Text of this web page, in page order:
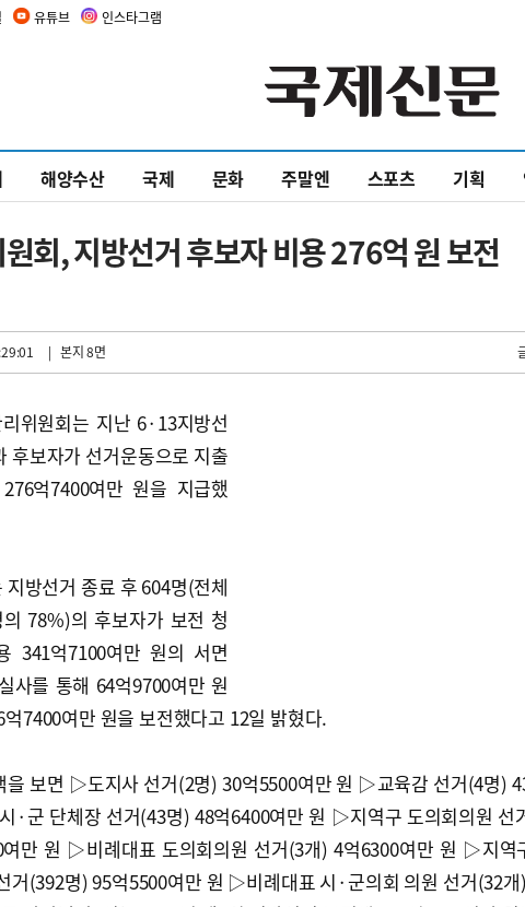
유튜브 인스타그램
해양수산 국제 문화 주말엔 스포츠 기획
회, 지방선거 후보자 비용 276억 원 보전
| 본지 8면
위원회는 지난 6·13지방선
후보자가 선거운동으로 지출
억7400여만 원을 지급했
지방선거 종료 후 604명(전체
78%)의 후보자가 보전 청
341억7100여만 원의 서면
사를 통해 64억9700여만 원
7400여만 원을 보전했다고 12일 밝혔다.
을 보면 ▷도지사 선거(2명) 30억5500여만 원 ▷교육감 선거(4명)
·군 단체장 선거(43명) 48억6400여만 원 ▷지역구 도의회의원 선
여만 원 ▷비례대표 도의회의원 선거(3개) 4억6300여만 원 ▷지역
거(392명) 95억5500여만 원 ▷비례대표 시·군의회 의원 선거(32